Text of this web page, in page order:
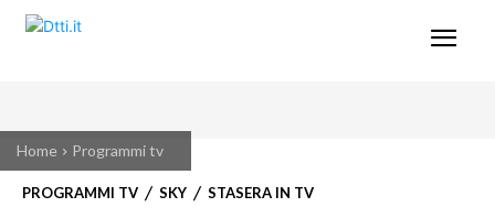
Home Programmi tv
PROGRAMMI TV SKY STASERA IN TV